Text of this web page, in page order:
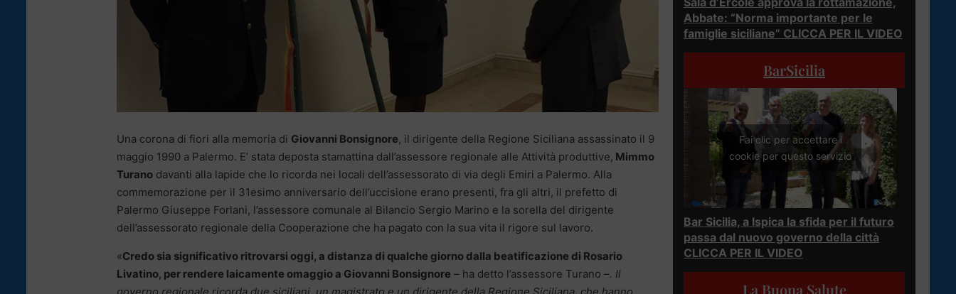
Una corona di fiori alla memoria di Giovanni Bonsignore, il dirigente della Regione Siciliana assassinato il 9
maggio 1990 a Palermo. E’ stata deposta stamattina dall’assessore regionale alle Attività produttive, Mimmo
Turano davanti alla lapide che lo ricorda nei locali dell’assessorato di via degli Emiri a Palermo. Alla
commemorazione per il 31esimo anniversario dell’uccisione erano presenti, fra gli altri, il prefetto di
Palermo Giuseppe Forlani, l’assessore comunale al Bilancio Sergio Marino e la sorella del dirigente
dell’assessorato regionale della Cooperazione che ha pagato con la sua vita il rigore sul lavoro.
«Credo sia significativo ritrovarsi oggi, a distanza di qualche giorno dalla beatificazione di Rosario
Livatino, per rendere laicamente omaggio a Giovanni Bonsignore – ha detto l’assessore Turano –. Il
Abbate: “Norma importante per le
famiglie siciliane” CLICCA PER IL VIDEO
BarSicilia
Fai clic per accettare i
cookie per questo servizio
Bar Sicilia, a Ispica la sfida per il futuro
passa dal nuovo governo della città
CLICCA PER IL VIDEO
La Buona Salute